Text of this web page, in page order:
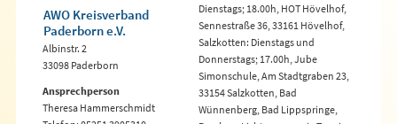
AWO Kreisverband
Paderborn e.V.
Albinstr. 2
33098 Paderborn
Ansprechperson
Theresa Hammerschmidt
Dienstags; 18.00h, HOT Hövelhof,
Sennestraße 36, 33161 Hövelhof,
Salzkotten: Dienstags und
Donnerstags; 17.00h, Jube
Simonschule, Am Stadtgraben 23,
33154 Salzkotten, Bad
Wünnenberg, Bad Lippspringe,